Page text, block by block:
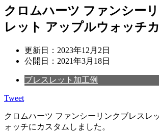
クロムハーツ ファンシー
レット アップルウォッチ
更新日： 2023年12月2日
公開日： 2021年3月18日
ブレスレット加工例
Tweet
クロムハーツ ファンシーリンクブレスレ
ォッチにカスタムしました。